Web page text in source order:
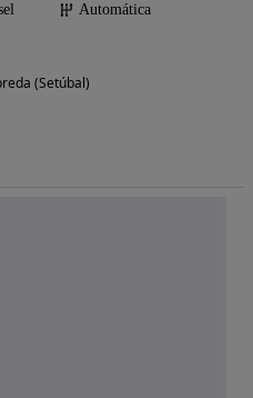
Automática
(Setúbal)